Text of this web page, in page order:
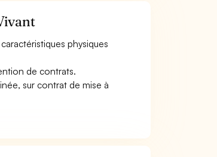
physiques
de contrats.
sur contrat de mise à